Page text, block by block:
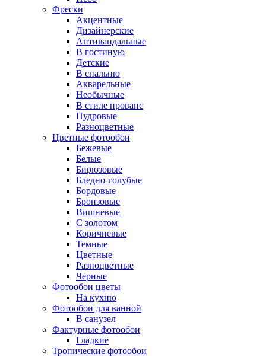
Фрески
Акцентные
Дизайнерские
Антивандальные
В гостиную
Детские
В спальню
Акварельные
Необычные
В стиле прованс
Пудровые
Разноцветные
Цветные фотообои
Бежевые
Белые
Бирюзовые
Бледно-голубые
Бордовые
Бронзовые
Вишневые
С золотом
Коричневые
Темные
Цветные
Разноцветные
Черные
Фотообои цветы
На кухню
Фотообои для ванной
В санузел
Фактурные фотообои
Гладкие
Тропические фотообои